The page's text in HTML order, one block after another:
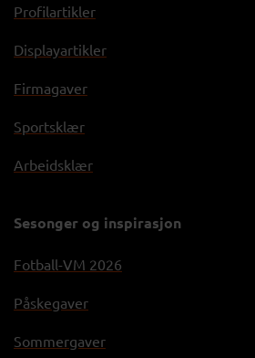
Profilartikler
Displayartikler
Firmagaver
Sportsklær
Arbeidsklær
Sesonger og inspirasjon
Fotball-VM 2026
Påskegaver
Sommergaver